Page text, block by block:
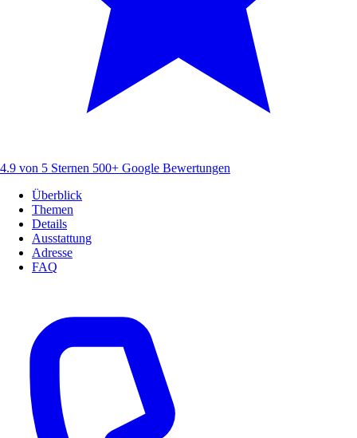
4.9 von 5 Sternen 500+ Google Bewertungen
Überblick
Themen
Details
Ausstattung
Adresse
FAQ